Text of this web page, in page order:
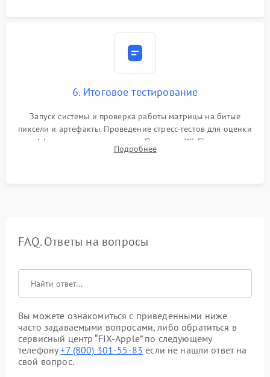
6. Итоговое тестирование
Запуск системы и проверка работы матрицы на битые
пиксели и артефакты. Проведение стресс-тестов для оценки
эффективности охлаждения. Проверка Wi-Fi, камеры,
микрофона и всех портов перед выдачей устройства.
Подробнее
FAQ. Ответы на вопросы
Вы можете ознакомиться с приведенными ниже
часто задаваемыми вопросами, либо обратиться в
сервисный центр “FIX-Apple” по следующему
телефону+7 (800) 301-55-83 если не нашли ответ на
свой вопрос.